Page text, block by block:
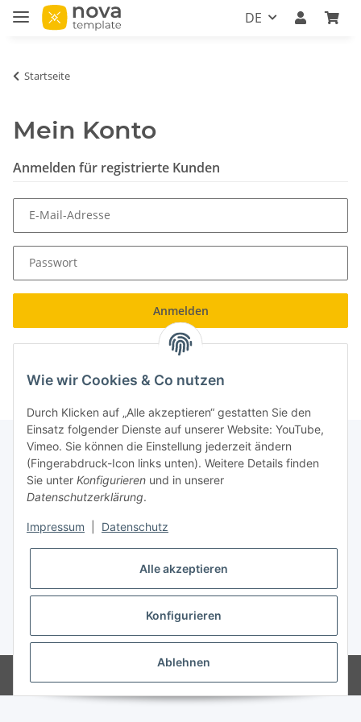
DE
Startseite
Mein Konto
Anmelden für registrierte Kunden
E-Mail-Adresse
Passwort
Anmelden
Neu hier?Jetzt registrieren!
Passwort vergessen
Informationen
Gesetzliche Informationen
* Alle Preise inkl. gesetzlicher USt., zzgl.Versand
Wie wir Cookies & Co nutzen
Durch Klicken auf „Alle akzeptieren“ gestatten Sie den
Einsatz folgender Dienste auf unserer Website: YouTube,
Vimeo. Sie können die Einstellung jederzeit ändern
(Fingerabdruck-Icon links unten). Weitere Details finden
Sie unter Konfigurieren und in unserer
Datenschutzerklärung.
Impressum Datenschutz
Alle akzeptieren
Konfigurieren
Ablehnen